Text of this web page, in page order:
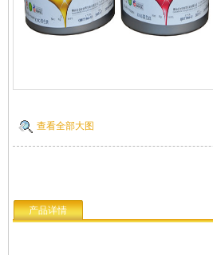
查看全部大图
产品详情